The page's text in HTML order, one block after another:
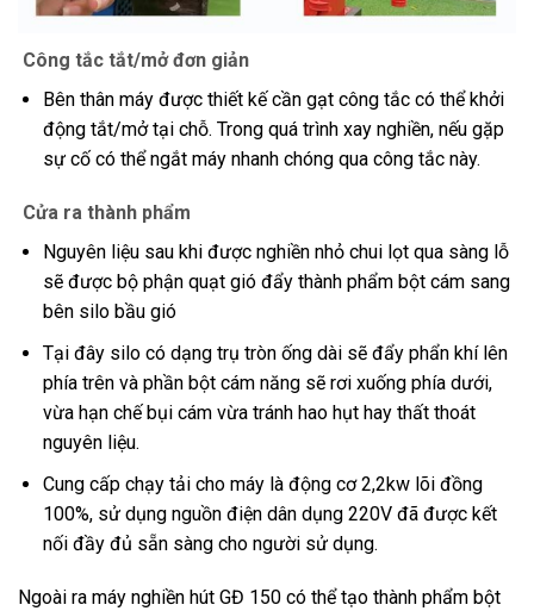
Công tắc tắt/mở đơn giản
Bên thân máy được thiết kế cần gạt công tắc có thể khởi
động tắt/mở tại chỗ. Trong quá trình xay nghiền, nếu gặp
sự cố có thể ngắt máy nhanh chóng qua công tắc này.
Cửa ra thành phẩm
Nguyên liệu sau khi được nghiền nhỏ chui lọt qua sàng lỗ
sẽ được bộ phận quạt gió đẩy thành phẩm bột cám sang
bên silo bầu gió
Tại đây silo có dạng trụ tròn ống dài sẽ đẩy phẩn khí lên
phía trên và phần bột cám năng sẽ rơi xuống phía dưới,
vừa hạn chế bụi cám vừa tránh hao hụt hay thất thoát
nguyên liệu.
Cung cấp chạy tải cho máy là động cơ 2,2kw lõi đồng
100%, sử dụng nguồn điện dân dụng 220V đã được kết
nối đầy đủ sẵn sàng cho người sử dụng.
Ngoài ra máy nghiền hút GĐ 150 có thể tạo thành phẩm bột